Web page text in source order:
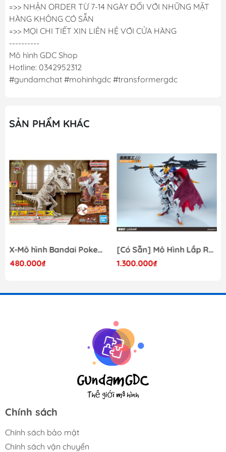
=>> NHẬN ORDER TỪ 7-14 NGÀY ĐỐI VỚI NHỮNG MẶT
HÀNG KHÔNG CÓ SẴN
=>> MỌI CHI TIẾT XIN LIÊN HỆ VỚI CỬA HÀNG
----------
Mô hình GDC Shop
Hotline: 0342952312
#gundamchat #mohinhgdc #transformergdc
SẢN PHẨM KHÁC
X-Mô hình Bandai Pokemon PLAMO COLLECTION Fossil Pokemon Series Tyrantrum
480.000₫
[Có Sẵn] Mô Hình Lắp Ráp 1/60 Barbatos Logar Wolf Remains Meavy Industries
1.300.000₫
Chính sách
Chính sách bảo mật
Chính sách vận chuyển